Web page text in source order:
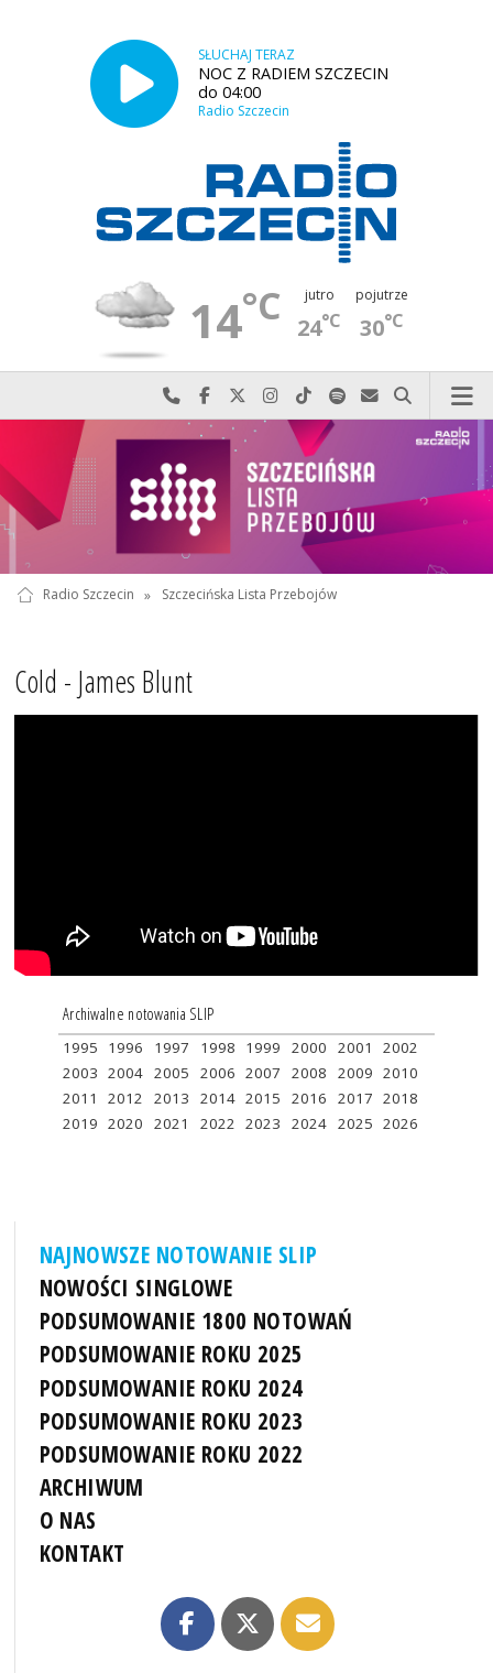
SŁUCHAJ TERAZ
NOC Z RADIEM SZCZECIN
do 04:00
Radio Szczecin
14°C jutro
24°C
pojutrze
30°C
Najlepiej po prostu do nas zadzwoń
Odwiedź nas na Facebook-u
Odwiedź nas na X
Odwiedź nas na Instagram-ie
Odwiedź nas na TikTok-u
Szukaj nas na Spotify
Wyślij do nas
Szukaj
Radio Szczecin » Szczecińska Lista Przebojów
Cold - James Blunt
Archiwalne notowania SLIP
1995 1996 1997 1998 1999 2000 2001
2002
2003 2004 2005 2006 2007 2008 2009 2010
2011
2012 2013 2014 2015 2016 2017 2018
2019 2020 2021 2022 2023 2024 2025 2026
NAJNOWSZE NOTOWANIE SLIP
NOWOŚCI SINGLOWE
PODSUMOWANIE 1800 NOTOWAŃ
PODSUMOWANIE ROKU 2025
PODSUMOWANIE ROKU 2024
PODSUMOWANIE ROKU 2023
PODSUMOWANIE ROKU 2022
ARCHIWUM
O NAS
KONTAKT